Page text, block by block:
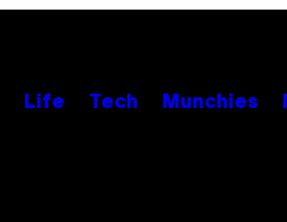
Life Tech Munchies